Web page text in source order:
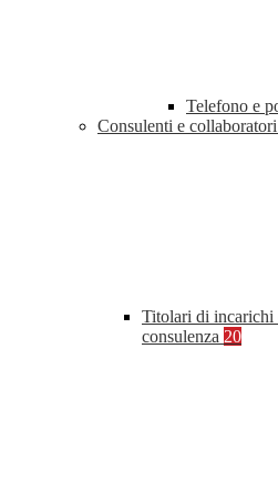
Telefono e
Consulenti e collaboratori
Titolari di incarichi
consulenza 20